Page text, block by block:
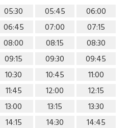
05:30 05:45
06:00
06:45 07:00
07:15
08:00 08:15
08:30
09:15 09:30
09:45
10:30 10:45
11:00
11:45 12:00
12:15
13:00 13:15
13:30
14:15 14:30
14:45